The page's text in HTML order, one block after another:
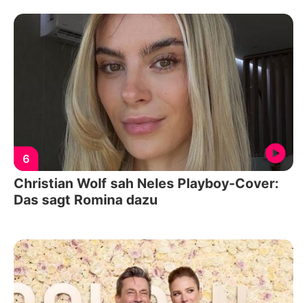
6
Christian Wolf sah Neles Playboy-Cover:
Das sagt Romina dazu